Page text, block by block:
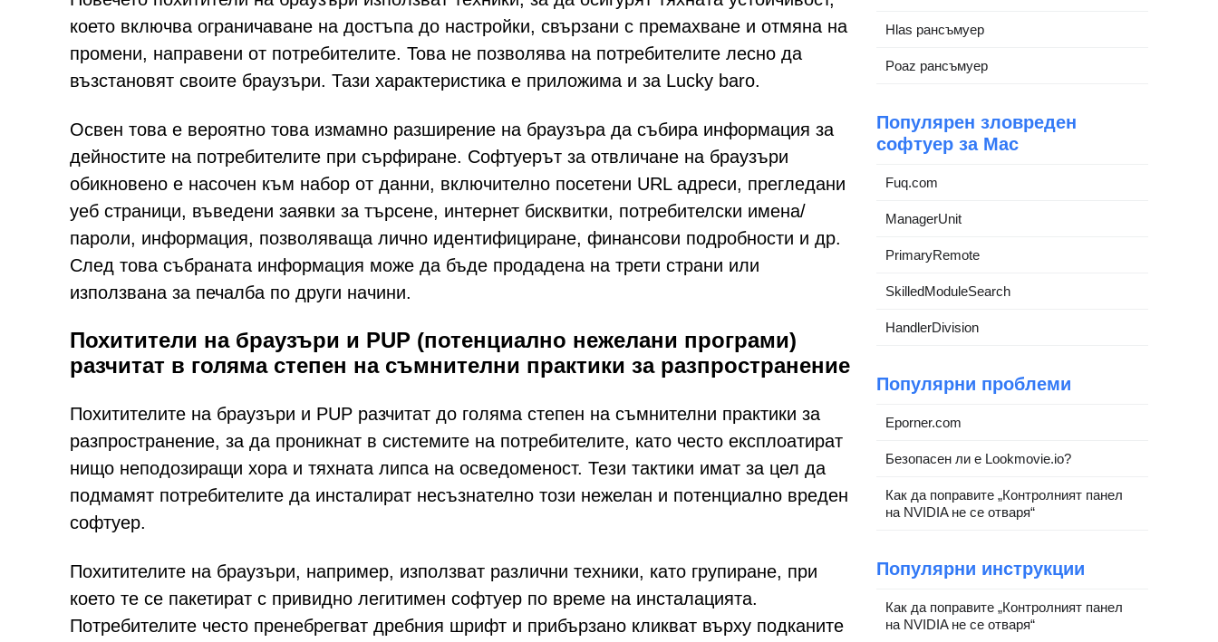
което включва ограничаване на достъпа до настройки, свързани с премахване и отмяна на
промени, направени от потребителите. Това не позволява на потребителите лесно да
възстановят своите браузъри. Тази характеристика е приложима и за Lucky baro.
Освен това е вероятно това измамно разширение на браузъра да събира информация за
дейностите на потребителите при сърфиране. Софтуерът за отвличане на браузъри
обикновено е насочен към набор от данни, включително посетени URL адреси, прегледани
уеб страници, въведени заявки за търсене, интернет бисквитки, потребителски имена/
пароли, информация, позволяваща лично идентифициране, финансови подробности и др.
След това събраната информация може да бъде продадена на трети страни или
използвана за печалба по други начини.
Похитители на браузъри и PUP (потенциално нежелани програми)
разчитат в голяма степен на съмнителни практики за разпространение
Похитителите на браузъри и PUP разчитат до голяма степен на съмнителни практики за
разпространение, за да проникнат в системите на потребителите, като често експлоатират
нищо неподозиращи хора и тяхната липса на осведоменост. Тези тактики имат за цел да
подмамят потребителите да инсталират несъзнателно този нежелан и потенциално вреден
софтуер.
Похитителите на браузъри, например, използват различни техники, като групиране, при
което те се пакетират с привидно легитимен софтуер по време на инсталацията.
Потребителите често пренебрегват дребния шрифт и прибързано кликват върху подканите
Hlas рансъмуер
Poaz рансъмуер
Популярен зловреден
софтуер за Mac
Fuq.com
ManagerUnit
PrimaryRemote
SkilledModuleSearch
HandlerDivision
Популярни проблеми
Eporner.com
Безопасен ли е Lookmovie.io?
Как да поправите „Контролният панел
на NVIDIA не се отваря“
Популярни инструкции
Как да поправите „Контролният панел
на NVIDIA не се отваря“